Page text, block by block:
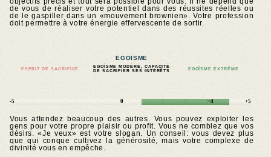
de vous de réaliser votre potentiel dans des réussites réelles ou
de le gaspiller dans un «mouvement brownien». Votre profession
doit permettre à votre énergie effervescente de sortir.
EGOÏSME
ESPRIT DE SACRIFICE
EGOÏSME MODÉRÉ, CAPACITÉ
DE SACRIFIER SES INTÉRÊTS
EGOÏSME EXTRÊME
-5 0 +4 +5
Vous attendez beaucoup des autres. Vous pouvez exploiter les
gens pour votre propre plaisir ou profit. Vous ne comblez que vos
désirs. «Je veux» est votre slogan. Un conseil: vous devez plus
que qui conque cultivez la générosité, mais votre complexe de
divinité vous en empêche.